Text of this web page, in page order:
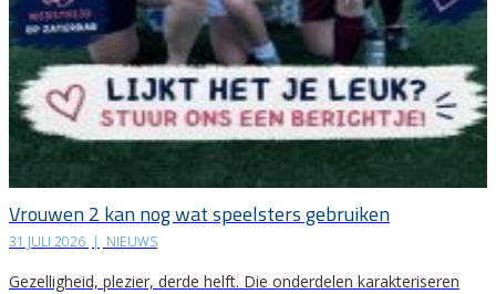
Vrouwen 2 kan nog wat speelsters gebruiken
31 JULI 2026 | NIEUWS
Gezelligheid, plezier, derde helft. Die onderdelen karakteriseren